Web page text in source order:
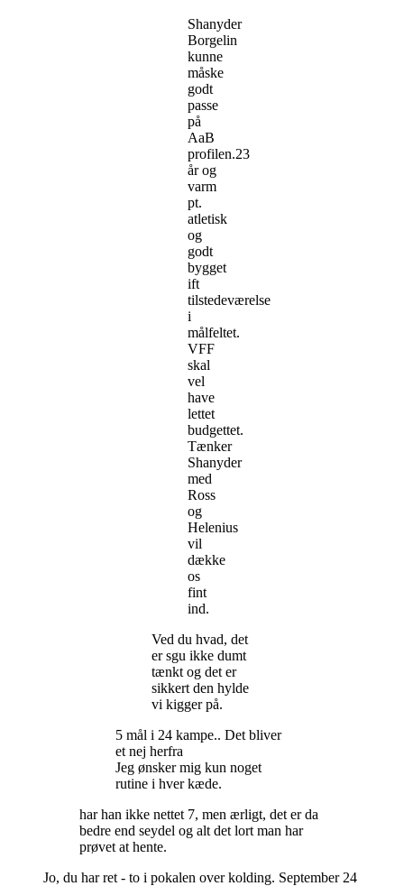
Shanyder
Borgelin
kunne
måske
godt
passe
på
AaB
profilen.23
år og
varm
pt.
atletisk
og
godt
bygget
ift
tilstedeværelse
i
målfeltet.
VFF
skal
vel
have
lettet
budgettet.
Tænker
Shanyder
med
Ross
og
Helenius
vil
dække
os
fint
ind.
Ved du hvad, det
er sgu ikke dumt
tænkt og det er
sikkert den hylde
vi kigger på.
5 mål i 24 kampe.. Det bliver
et nej herfra
Jeg ønsker mig kun noget
rutine i hver kæde.
har han ikke nettet 7, men ærligt, det er da
bedre end seydel og alt det lort man har
prøvet at hente.
Jo, du har ret - to i pokalen over kolding. September 24